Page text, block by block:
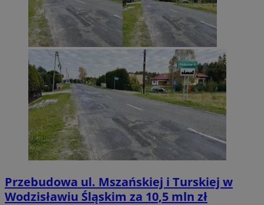
Przebudowa ul. Mszańskiej i Turskiej w
Wodzisławiu Śląskim za 10,5 mln zł